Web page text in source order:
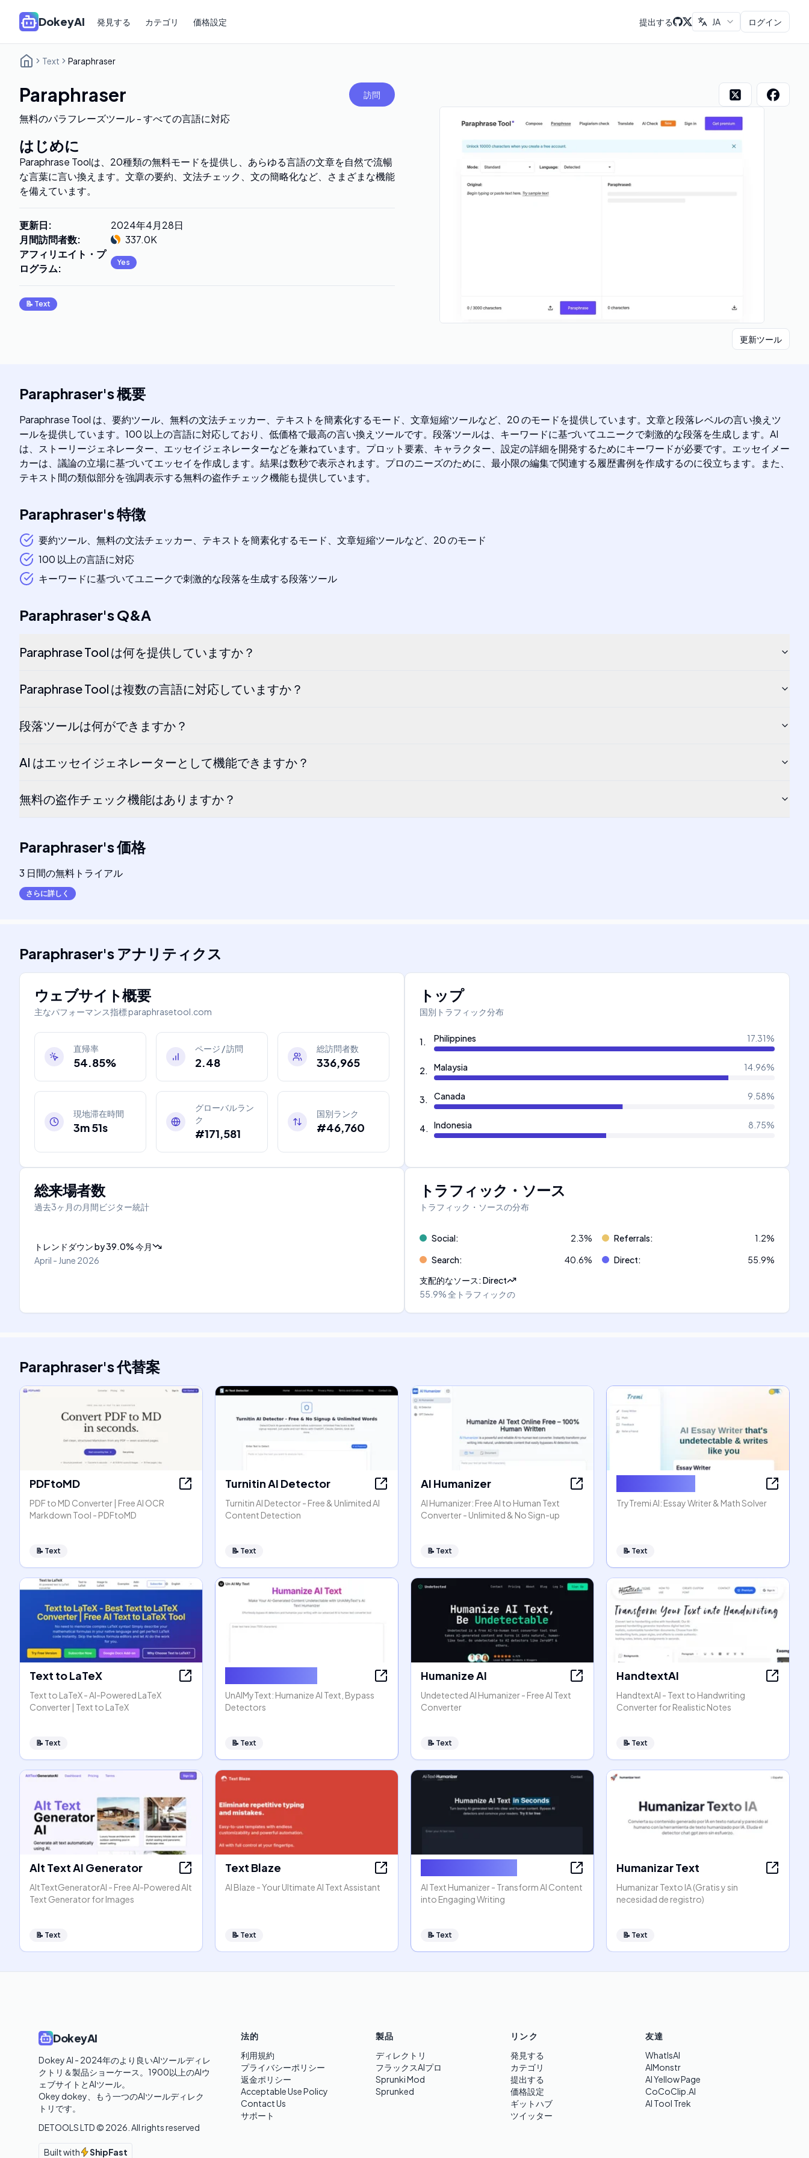
DokeyAI 発見する カテゴリ 価格設定 提出する JA ログイン
Text Paraphraser
Paraphraser 訪問
無料のパラフレーズツール - すべての言語に対応
はじめに
Paraphrase Toolは、20種類の無料モードを提供し、あらゆる言語の文章を自然で流暢
な言葉に言い換えます。文章の要約、文法チェック、文の簡略化など、さまざまな機能
を備えています。
更新日:
2024年4月28日
月間訪問者数:
337.0K
アフィリエイト・プ
ログラム: Yes
📝 Text
更新ツール
Paraphraser's概要
Paraphrase Tool は、要約ツール、無料の文法チェッカー、テキストを簡素化するモード、文章短縮ツールなど、20 のモードを提供しています。文章と段落レベルの言い換えツ
ールを提供しています。100 以上の言語に対応しており、低価格で最高の言い換えツールです。段落ツールは、キーワードに基づいてユニークで刺激的な段落を生成します。AI
は、ストーリージェネレーター、エッセイジェネレーターなどを兼ねています。プロット要素、キャラクター、設定の詳細を開発するためにキーワードが必要です。エッセイメー
カーは、議論の立場に基づいてエッセイを作成します。結果は数秒で表示されます。プロのニーズのために、最小限の編集で関連する履歴書例を作成するのに役立ちます。また、
テキスト間の類似部分を強調表示する無料の盗作チェック機能も提供しています。
Paraphraser's特徴
要約ツール、無料の文法チェッカー、テキストを簡素化するモード、文章短縮ツールなど、20 のモード
100 以上の言語に対応
キーワードに基づいてユニークで刺激的な段落を生成する段落ツール
Paraphraser'sQ&A
Paraphrase Tool は何を提供していますか？
Paraphrase Tool は複数の言語に対応していますか？
段落ツールは何ができますか？
AI はエッセイジェネレーターとして機能できますか？
無料の盗作チェック機能はありますか？
Paraphraser's価格
3 日間の無料トライアル
さらに詳しく
Paraphraser's アナリティクス
ウェブサイト概要
主なパフォーマンス指標paraphrasetool.com
直帰率
54.85%
ページ / 訪問
2.48
総訪問者数
336,965
現地滞在時間
3m 51s
グローバルラン
ク
#171,581
国別ランク
#46,760
トップ
国別トラフィック分布
1. Philippines 17.31%
2. Malaysia 14.96%
3. Canada 9.58%
4. Indonesia 8.75%
総来場者数
過去3ヶ月の月間ビジター統計
トレンドダウンby39.0%今月
April - June 2026
トラフィック・ソース
トラフィック・ソースの分布
Social: 2.3% Referrals: 1.2%
Search: 40.6% Direct: 55.9%
支配的なソース:Direct
55.9%全トラフィックの
Paraphraser's代替案
PDFtoMD
PDF to MD Converter | Free AI OCR
Markdown Tool - PDFtoMD
📝 Text
Turnitin AI Detector
Turnitin AI Detector - Free & Unlimited AI
Content Detection
📝 Text
AI Humanizer
AI Humanizer: Free AI to Human Text
Converter - Unlimited & No Sign-up
📝 Text
TryTremi AI: Essay Writer & Math Solver
📝 Text
Text to LaTeX
Text to LaTeX - AI-Powered LaTeX
Converter | Text to LaTeX
📝 Text
UnAIMyText: Humanize AI Text, Bypass
Detectors
📝 Text
Humanize AI
Undetected AI Humanizer - Free AI Text
Converter
📝 Text
HandtextAI
HandtextAI - Text to Handwriting
Converter for Realistic Notes
📝 Text
Alt Text AI Generator
AltTextGeneratorAI - Free AI-Powered Alt
Text Generator for Images
📝 Text
Text Blaze
AI Blaze - Your Ultimate AI Text Assistant
📝 Text
AI Text Humanizer - Transform AI Content
into Engaging Writing
📝 Text
Humanizar Text
Humanizar Texto IA (Gratis y sin
necesidad de registro)
📝 Text
DokeyAI
Dokey AI - 2024年のより良いAIツールディレ
クトリ＆製品ショーケース。1900以上のAIウ
ェブサイトとAIツール。
Okey dokey、もう一つのAIツールディレク
トリです。
DETOOLS LTD © 2026 . All rights reserved
Built with ShipFast
法的
利用規約
プライバシーポリシー
返金ポリシー
Acceptable Use Policy
Contact Us
サポート
製品
ディレクトリ
フラックスAIプロ
Sprunki Mod
Sprunked
リンク
発見する
カテゴリ
提出する
価格設定
ギットハブ
ツイッター
友達
WhatIsAI
AIMonstr
AI Yellow Page
CoCoClip.AI
AI Tool Trek